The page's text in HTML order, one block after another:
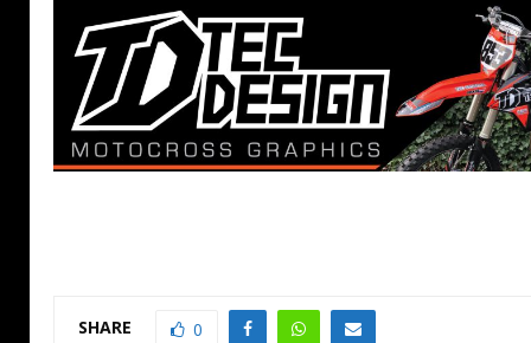
SHARE 0